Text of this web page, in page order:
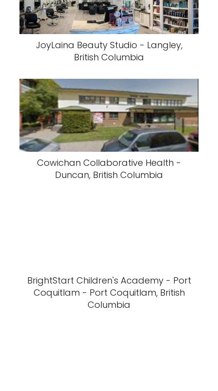
JoyLaina Beauty Studio - Langley,
British Columbia
Cowichan Collaborative Health -
Duncan, British Columbia
BrightStart Children's Academy - Port
Coquitlam - Port Coquitlam, British
Columbia